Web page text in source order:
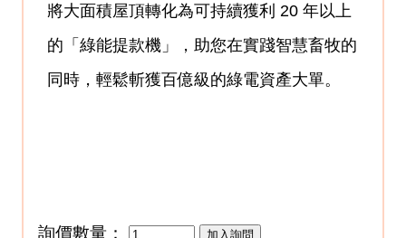
將大面積屋頂轉化為可持續獲利 20 年以上
的「綠能提款機」，助您在實踐智慧畜牧的
同時，輕鬆斬獲百億級的綠電資產大單。
詢價數量：